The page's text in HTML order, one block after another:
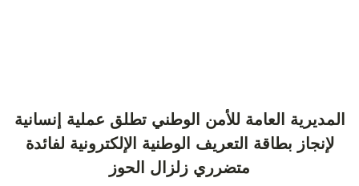
المديرية العامة للأمن الوطني تطلق عملية إنسانية
لإنجاز بطاقة التعريف الوطنية الإلكترونية لفائدة
متضرري زلزال الحوز